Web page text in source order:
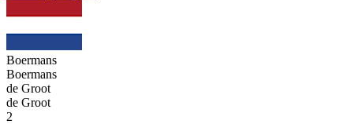
Boermans
Boermans
de Groot
de Groot
2